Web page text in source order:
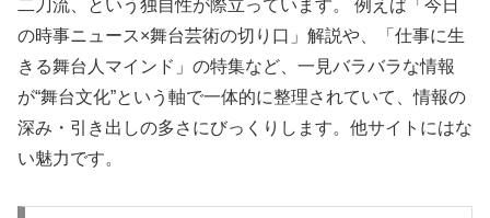
二刀流、という独自性が際立っています。 例えば「今日
の時事ニュース×舞台芸術の切り口」解説や、「仕事に生
きる舞台人マインド」の特集など、一見バラバラな情報
が“舞台文化”という軸で一体的に整理されていて、情報の
深み・引き出しの多さにびっくりします。他サイトにはな
い魅力です。